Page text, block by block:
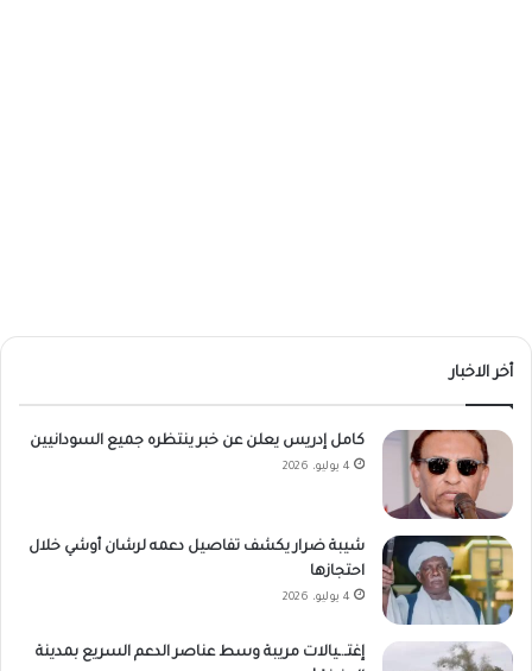
أخر الاخبار
كامل إدريس يعلن عن خبر ينتظره جميع السودانيين
4 يوليو، 2026
شيبة ضرار يكشف تفاصيل دعمه لرشان أوشي خلال
احتجازها
4 يوليو، 2026
إغتـ.ـيالات مريبة وسط عناصر الدعم السريع بمدينة